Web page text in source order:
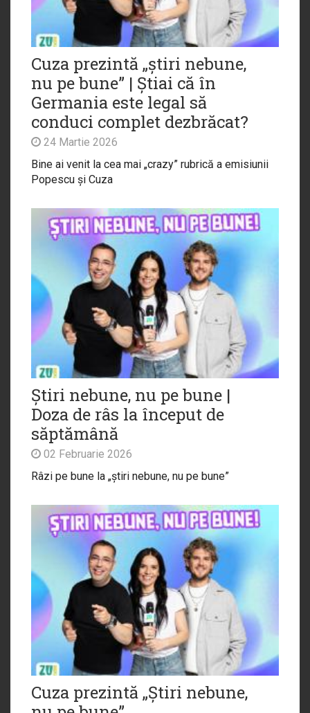
Cuza prezintă „știri nebune,
nu pe bune” | Știai că în
Germania este legal să
conduci complet dezbrăcat?
24 Martie 2026
Bine ai venit la cea mai „crazy” rubrică a emisiunii
Popescu și Cuza
Știri nebune, nu pe bune |
Doza de râs la început de
săptămână
02 Februarie 2026
Râzi pe bune la „știri nebune, nu pe bune”
Cuza prezintă „Știri nebune,